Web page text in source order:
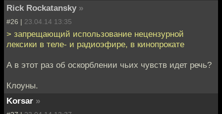
Rick Rockatansky »
#26 | 23.04.14 13:35
> запрещающий использование нецензурной
лексики в теле- и радиоэфире, в кинопрокате
А в этот раз об оскорблении чьих чувств идет речь?
Клоуны.
Korsar »